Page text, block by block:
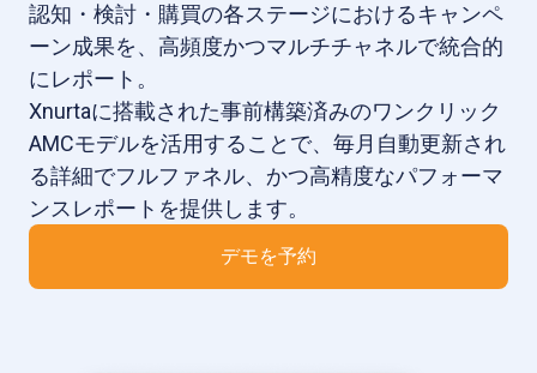
認知・検討・購買の各ステージにおけるキャンペ
ーン成果を、高頻度かつマルチチャネルで統合的
にレポート。
Xnurtaに搭載された事前構築済みのワンクリック
AMCモデルを活用することで、毎月自動更新され
る詳細でフルファネル、かつ高精度なパフォーマ
ンスレポートを提供します。
デモを予約